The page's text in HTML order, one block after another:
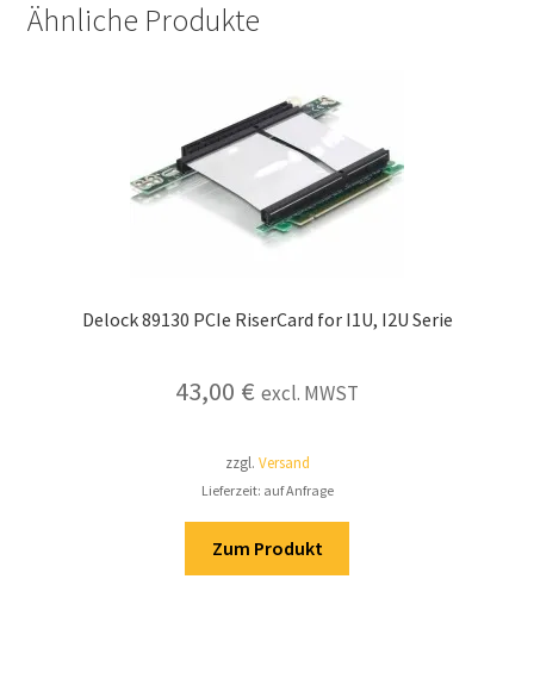
Ähnliche Produkte
Delock 89130 PCIe RiserCard for I1U, I2U Serie
43,00 € excl. MWST
zzgl. Versand
Lieferzeit: auf Anfrage
Zum Produkt